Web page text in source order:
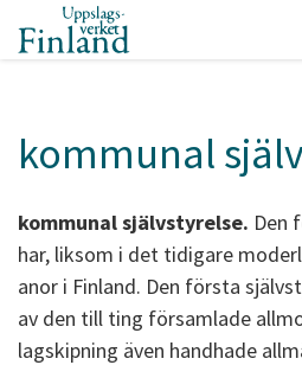
kommunal
kommunal självstyrelse. Den
har, liksom i det tidigare
anor i Finland. Den första
av den till ting församlade
lagskipning även handhade